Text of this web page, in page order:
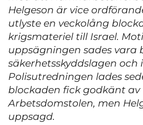
Helgeson är vice
utlyste en veckolång
krigsmateriel till Israel.
uppsägningen sades vara
säkerhetsskyddslagen och
Polisutredningen lades
blockaden fick godkänt av
Arbetsdomstolen, men
uppsagd.